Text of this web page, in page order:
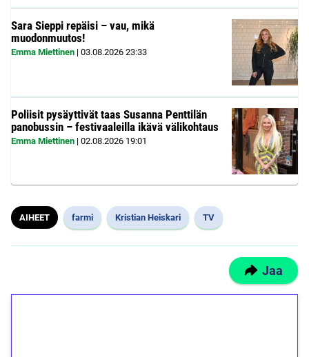
Sara Sieppi repäisi – vau, mikä
muodonmuutos!
Emma Miettinen | 03.08.2026 23:33
Poliisit pysäyttivät taas Susanna Penttilän
panobussin – festivaaleilla ikävä välikohtaus
Emma Miettinen | 02.08.2026 19:01
AIHEET farmi Kristian Heiskari TV
Jaa